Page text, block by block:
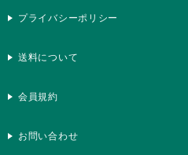
プライバシーポリシー
送料について
会員規約
お問い合わせ